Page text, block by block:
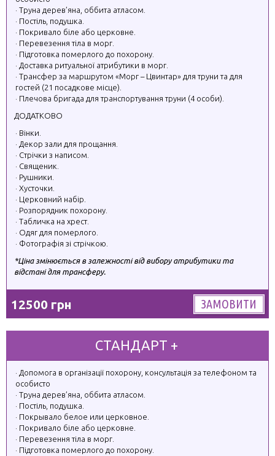
Труна дерев’яна, оббита атласом.
Постіль, подушка.
Покривало біле або церковне.
Перевезення тіла в морг.
Підготовка померлого до похорону.
Доставка ритуальної атрибутики в морг.
Трансфер за маршрутом «Морг – Цвинтар» для труни та для
гостей (21 посадкове місце).
Плечова бригада для транспортування труни (4 особи).
ДОДАТКОВО
Вінки.
Декор зали для прощання.
Стрічки з написом.
Священик.
Рушники.
Хусточки.
Церковний набір.
Розпорядник похорону.
Табличка на хрест.
Одяг для померлого.
Фотографія зі стрічкою.
*Ціна змінюється в залежності від вибору атрибутики та
відстані для трансферу.
12500 грн ЗАМОВИТИ
СТАНДАРТ +
Допомога в організації похорону, консультація за телефоном та
особисто
Труна дерев’яна, оббита атласом.
Постіль, подушка.
Покрывало белое или церковное.
Покривало біле або церковне.
Перевезення тіла в морг.
Підготовка померлого до похорону.